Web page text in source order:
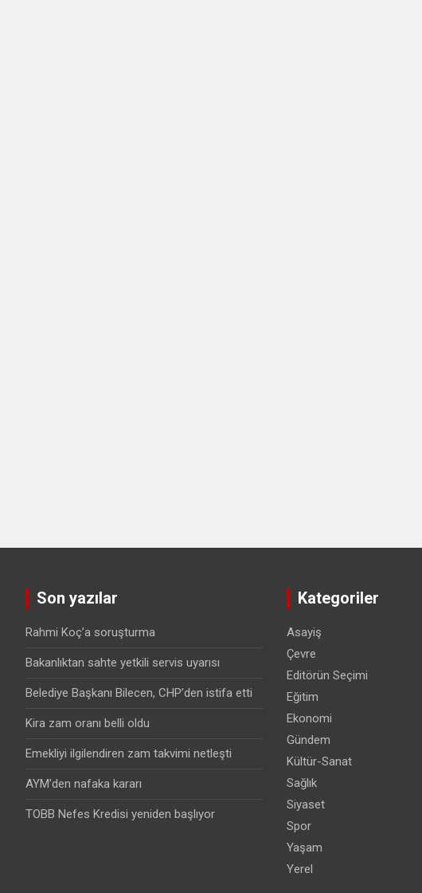
Son yazılar
Rahmi Koç’a soruşturma
Bakanlıktan sahte yetkili servis uyarısı
Belediye Başkanı Bilecen, CHP’den istifa etti
Kira zam oranı belli oldu
Emekliyi ilgilendiren zam takvimi netleşti
AYM’den nafaka kararı
TOBB Nefes Kredisi yeniden başlıyor
Kategoriler
Asayiş
Çevre
Editörün Seçimi
Eğitim
Ekonomi
Gündem
Kültür-Sanat
Sağlık
Siyaset
Spor
Yaşam
Yerel